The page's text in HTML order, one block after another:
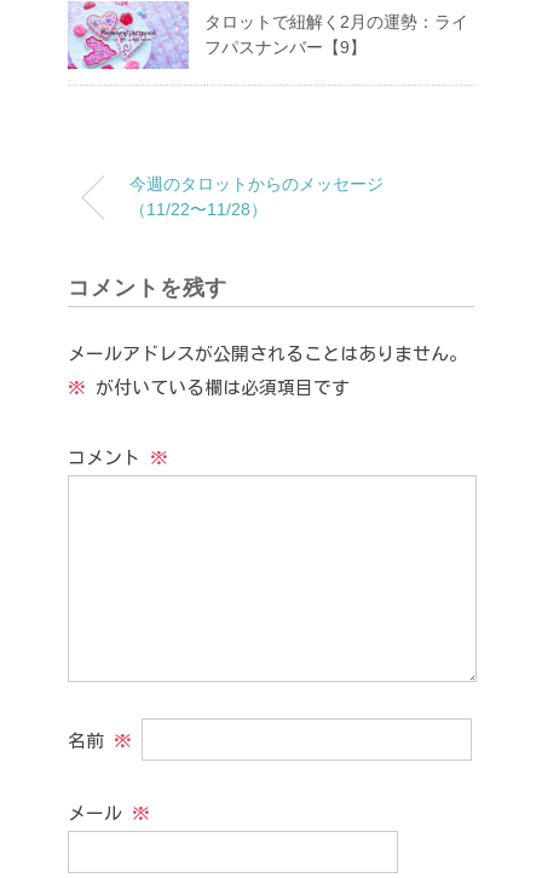
タロットで紐解く2月の運勢：ライ
フパスナンバー【9】
今週のタロットからのメッセージ
（11/22〜11/28）
コメントを残す
メールアドレスが公開されることはありません。
※ が付いている欄は必須項目です
コメント ※
名前 ※
メール ※